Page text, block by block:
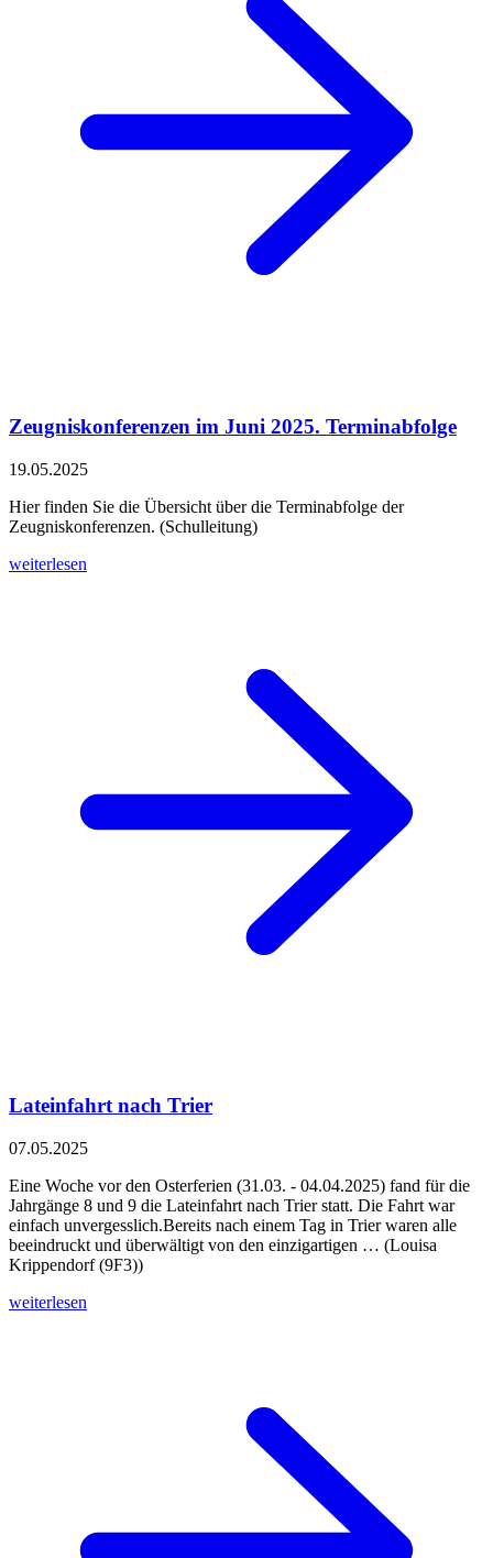
Zeugniskonferenzen im Juni 2025. Terminabfolge
19.05.2025
Hier finden Sie die Übersicht über die Terminabfolge der
Zeugniskonferenzen. (Schulleitung)
weiterlesen
Lateinfahrt nach Trier
07.05.2025
Eine Woche vor den Osterferien (31.03. - 04.04.2025) fand für die
Jahrgänge 8 und 9 die Lateinfahrt nach Trier statt. Die Fahrt war
einfach unvergesslich.Bereits nach einem Tag in Trier waren alle
beeindruckt und überwältigt von den einzigartigen … (Louisa
Krippendorf (9F3))
weiterlesen